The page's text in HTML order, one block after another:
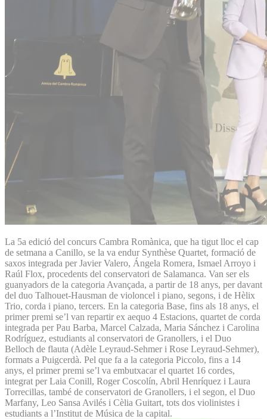
La 5a edició del concurs Cambra Romànica, que ha tigut lloc el cap
de setmana a Canillo, se la va endur Synthèse Quartet, formació de
saxos integrada per Javier Valero, Ángela Romera, Ismael Arroyo i
Raúl Flox, procedents del conservatori de Salamanca. Van ser els
guanyadors de la categoria Avançada, a partir de 18 anys, per davant
del duo Talhouet-Hausman de violoncel i piano, segons, i de Hèlix
Trio, corda i piano, tercers. En la categoria Base, fins als 18 anys, el
primer premi se’l van repartir ex aequo 4 Estacions, quartet de corda
integrada per Pau Barba, Marcel Calzada, Maria Sánchez i Carolina
Rodríguez, estudiants al conservatori de Granollers, i el Duo
Belloch de flauta (Adèle Leyraud-Sehmer i Rose Leyraud-Sehmer),
formats a Puigcerdà. Pel que fa a la categoria Piccolo, fins a 14
anys, el primer premi se’l va embutxacar el quartet 16 cordes,
integrat per Laia Conill, Roger Coscolín, Abril Henríquez i Laura
Torrecillas, també de conservatori de Granollers, i el segon, el Duo
Marfany, Leo Sansa Avilés i Cèlia Guitart, tots dos violinistes i
estudiants a l’Institut de Música de la capital.